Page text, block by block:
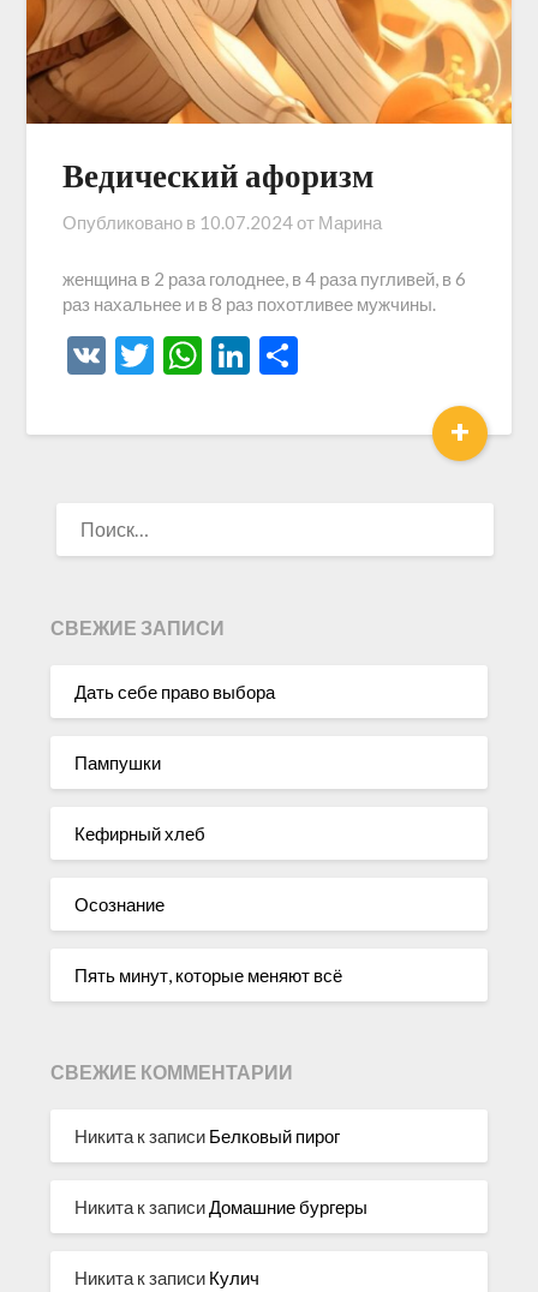
Ведический афоризм
Опубликовано в 10.07.2024от Марина
женщина в 2 раза голоднее, в 4 раза пугливей, в 6
раз нахальнее и в 8 раз похотливее мужчины.
VK Twitter
WhatsApp
LinkedIn
+
СВЕЖИЕ ЗАПИСИ
Дать себе право выбора
Пампушки
Кефирный хлеб
Осознание
Пять минут, которые меняют всё
СВЕЖИЕ КОММЕНТАРИИ
Никита к записи Белковый пирог
Никита к записиДомашние бургеры
Никита к записи Кулич